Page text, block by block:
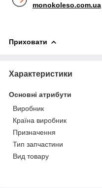
monokoleso.com.ua
Приховати
Характеристики
Основні атрибути
Виробник
Країна виробник
Призначення
Тип запчастини
Вид товару